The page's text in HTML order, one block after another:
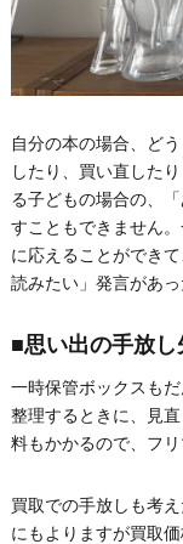
自分の本の場合、ど
したり、買い直した
る子どもの場合の、
すこともできません
に応えることができ
読みたい」発言があ
■思い出の手放
一時保管ボックスも
整理するときに、見
料もかかるので、フ
買取での手放しも考
にもよりますが買取